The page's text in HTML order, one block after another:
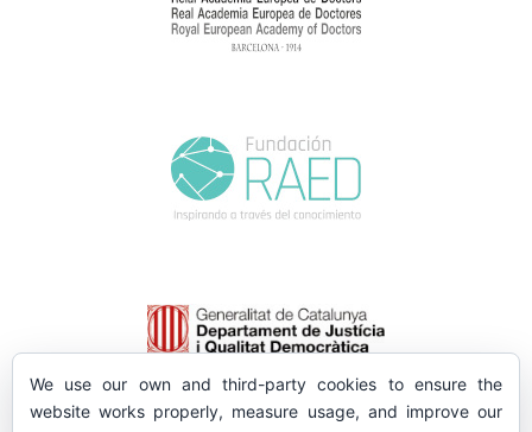
We use our own and third-party cookies to ensure the
website works properly, measure usage, and improve our